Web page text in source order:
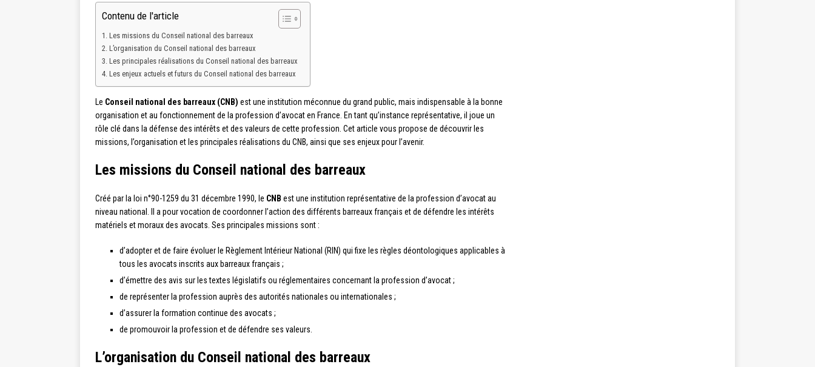
Contenu de l'article
Les missions du Conseil national des barreaux
L’organisation du Conseil national des barreaux
Les principales réalisations du Conseil national des barreaux
Les enjeux actuels et futurs du Conseil national des barreaux
Le Conseil national des barreaux (CNB) est une institution méconnue du grand public, mais indispensable à la bonne
organisation et au fonctionnement de la profession d’avocat en France. En tant qu’instance représentative, il joue un
rôle clé dans la défense des intérêts et des valeurs de cette profession. Cet article vous propose de découvrir les
missions, l’organisation et les principales réalisations du CNB, ainsi que ses enjeux pour l’avenir.
Les missions du Conseil national des barreaux
Créé par la loi n°90-1259 du 31 décembre 1990, le CNB est une institution représentative de la profession d’avocat au
niveau national. Il a pour vocation de coordonner l’action des différents barreaux français et de défendre les intérêts
matériels et moraux des avocats. Ses principales missions sont :
d’adopter et de faire évoluer le Règlement Intérieur National (RIN) qui fixe les règles déontologiques applicables à
tous les avocats inscrits aux barreaux français ;
d’émettre des avis sur les textes législatifs ou réglementaires concernant la profession d’avocat ;
de représenter la profession auprès des autorités nationales ou internationales ;
d’assurer la formation continue des avocats ;
de promouvoir la profession et de défendre ses valeurs.
L’organisation du Conseil national des barreaux